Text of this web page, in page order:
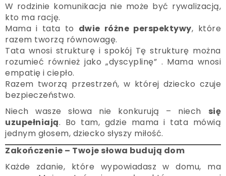
W rodzinie komunikacja nie może być rywalizacją,
kto ma rację.
Mama i tata to dwie różne perspektywy, które
razem tworzą równowagę.
Tata wnosi strukturę i spokój Tę strukturę można
rozumieć również jako „dyscyplinę” . Mama wnosi
empatię i ciepło.
Razem tworzą przestrzeń, w której dziecko czuje
bezpieczeństwo.
Niech wasze słowa nie konkurują – niech się
uzupełniają. Bo tam, gdzie mama i tata mówią
jednym głosem, dziecko słyszy miłość.
Zakończenie – Twoje słowa budują dom
Każde zdanie, które wypowiadasz w domu, ma